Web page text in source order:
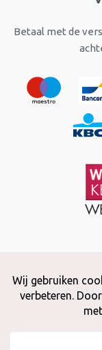
Betaal met de
Adax BV - 0032 (0)50